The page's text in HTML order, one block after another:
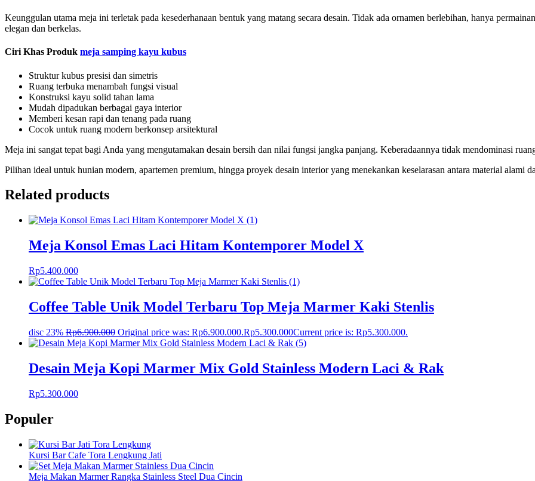
Keunggulan utama meja ini terletak pada kesederhanaan bentuk yang matang secara desain. Tidak ada ornamen berlebihan, hanya
elegan dan berkelas.
Ciri Khas Produk meja samping kayu kubus
Struktur kubus presisi dan simetris
Ruang terbuka menambah fungsi visual
Konstruksi kayu solid tahan lama
Mudah dipadukan berbagai gaya interior
Memberi kesan rapi dan tenang pada ruang
Cocok untuk ruang modern berkonsep arsitektural
Meja ini sangat tepat bagi Anda yang mengutamakan desain bersih dan nilai fungsi jangka panjang. Keberadaannya tidak mendominasi
Pilihan ideal untuk hunian modern, apartemen premium, hingga proyek desain interior yang menekankan keselarasan antara material alami
Related products
Meja Konsol Emas Laci Hitam Kontemporer Model X
Rp5.400.000
Coffee Table Unik Model Terbaru Top Meja Marmer Kaki Stenlis
disc 23% Rp6.900.000 Original price was: Rp6.900.000.Rp5.300.000Current price is: Rp5.300.000.
Desain Meja Kopi Marmer Mix Gold Stainless Modern Laci & Rak
Rp5.300.000
Populer
Kursi Bar Cafe Tora Lengkung Jati
Meja Makan Marmer Rangka Stainless Steel Dua Cincin